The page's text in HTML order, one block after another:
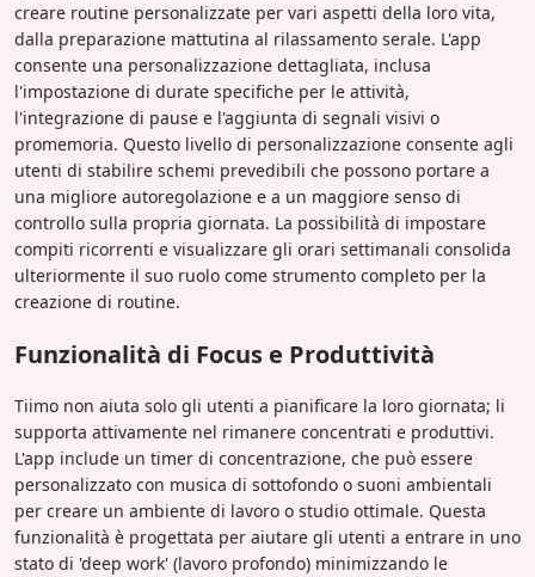
creare routine personalizzate per vari aspetti della loro vita,
dalla preparazione mattutina al rilassamento serale. L'app
consente una personalizzazione dettagliata, inclusa
l'impostazione di durate specifiche per le attività,
l'integrazione di pause e l'aggiunta di segnali visivi o
promemoria. Questo livello di personalizzazione consente agli
utenti di stabilire schemi prevedibili che possono portare a
una migliore autoregolazione e a un maggiore senso di
controllo sulla propria giornata. La possibilità di impostare
compiti ricorrenti e visualizzare gli orari settimanali consolida
ulteriormente il suo ruolo come strumento completo per la
creazione di routine.
Funzionalità di Focus e Produttività
Tiimo non aiuta solo gli utenti a pianificare la loro giornata; li
supporta attivamente nel rimanere concentrati e produttivi.
L'app include un timer di concentrazione, che può essere
personalizzato con musica di sottofondo o suoni ambientali
per creare un ambiente di lavoro o studio ottimale. Questa
funzionalità è progettata per aiutare gli utenti a entrare in uno
stato di 'deep work' (lavoro profondo) minimizzando le